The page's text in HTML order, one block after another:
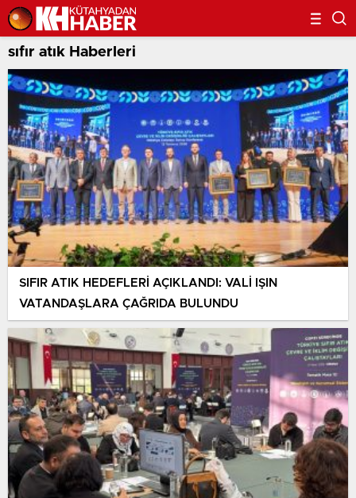
sıfır atık Haberleri
SIFIR ATIK HEDEFLERİ AÇIKLANDI: VALİ IŞIN
VATANDAŞLARA ÇAĞRIDA BULUNDU